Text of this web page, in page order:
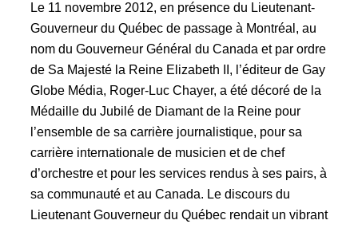
Le 11 novembre 2012, en présence du Lieutenant-
Gouverneur du Québec de passage à Montréal, au
nom du Gouverneur Général du Canada et par ordre
de Sa Majesté la Reine Elizabeth II, l’éditeur de Gay
Globe Média, Roger-Luc Chayer, a été décoré de la
Médaille du Jubilé de Diamant de la Reine pour
l’ensemble de sa carrière journalistique, pour sa
carrière internationale de musicien et de chef
d’orchestre et pour les services rendus à ses pairs, à
sa communauté et au Canada. Le discours du
Lieutenant Gouverneur du Québec rendait un vibrant